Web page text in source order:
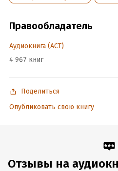
Подробная информация
Дата написания:
ISBN (EAN):9785171406028
Правообладатель
Аудиокнига (АСТ)
4 967 книг
Поделиться
Опубликовать свою книгу
Отзывы на